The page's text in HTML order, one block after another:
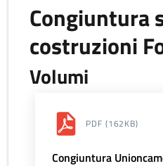
Congiuntura
costruzioni
Volumi
PDF (162KB)
Congiuntura